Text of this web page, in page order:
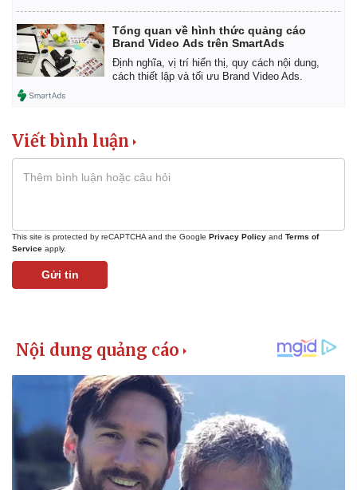
Pháp luật
Tin nóng
Tư vấn luật
Tổng quan về hình thức quảng cáo
Brand Video Ads trên SmartAds
Định nghĩa, vị trí hiển thị, quy cách nội dung,
cách thiết lập và tối ưu Brand Video Ads.
Viết bình luận
This site is protected by reCAPTCHA and the Google Privacy Policy and Terms of
Service apply.
Gửi tin